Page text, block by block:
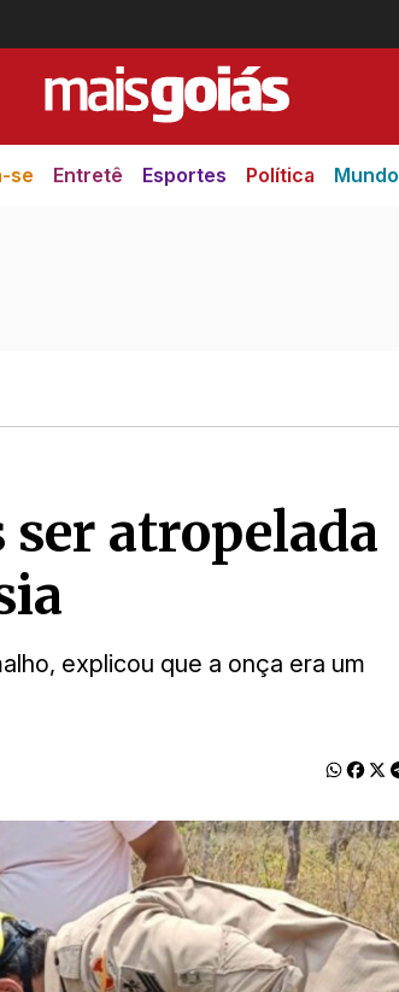
se Entretê Esportes Política Mundo
atropelada
explicou que a onça era um